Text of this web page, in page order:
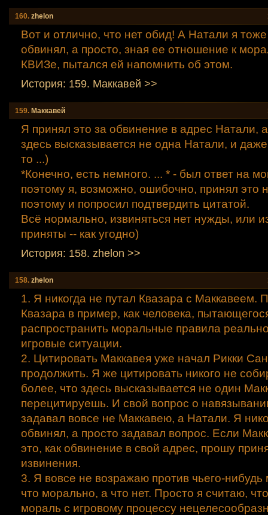
160. zhelon
Вот и отлично, что нет обид! А Натали я
обвинял, а просто, зная ее отношение к
КВИЗе, пытался ей напомнить об этом.
История: 159. Маккавей >>
159. Маккавей
Я принял это за обвинение в адрес Натали, а
здесь высказывается не одна Натали, и
то ...)
*Конечно, есть немного. ... * - был ответ на
поэтому я, возможно, ошибочно, принял это
поэтому и попросил подтвердить цитатой.
Всё нормально, извиняться нет нужды, или
приняты -- как угодно)
История: 158. zhelon >>
158. zhelon
1. Я никогда не путал Квазара с Маккавеем.
Квазара в пример, как человека,
распространить моральные правила
игровые ситуации.
2. Цитировать Маккавея уже начал Рикки
продолжить. Я же цитировать никого не
более, что здесь высказывается не один
перецитируешь. И свой вопрос о
задавал вовсе не Маккавею, а Натали. Я
обвинял, а просто задавал вопрос. Если
это, как обвинение в свой адрес, прошу
извинения.
3. Я вовсе не возражаю против чьего-
что морально, а что нет. Просто я считаю,
мораль с игровому процессу